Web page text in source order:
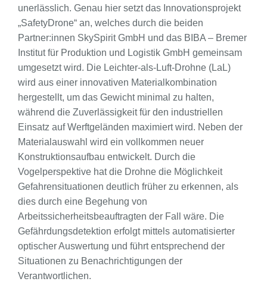
unerlässlich. Genau hier setzt das Innovationsprojekt
„SafetyDrone“ an, welches durch die beiden
Partner:innen SkySpirit GmbH und das BIBA – Bremer
Institut für Produktion und Logistik GmbH gemeinsam
umgesetzt wird. Die Leichter-als-Luft-Drohne (LaL)
wird aus einer innovativen Materialkombination
hergestellt, um das Gewicht minimal zu halten,
während die Zuverlässigkeit für den industriellen
Einsatz auf Werftgeländen maximiert wird. Neben der
Materialauswahl wird ein vollkommen neuer
Konstruktionsaufbau entwickelt. Durch die
Vogelperspektive hat die Drohne die Möglichkeit
Gefahrensituationen deutlich früher zu erkennen, als
dies durch eine Begehung von
Arbeitssicherheitsbeauftragten der Fall wäre. Die
Gefährdungsdetektion erfolgt mittels automatisierter
optischer Auswertung und führt entsprechend der
Situationen zu Benachrichtigungen der
Verantwortlichen.